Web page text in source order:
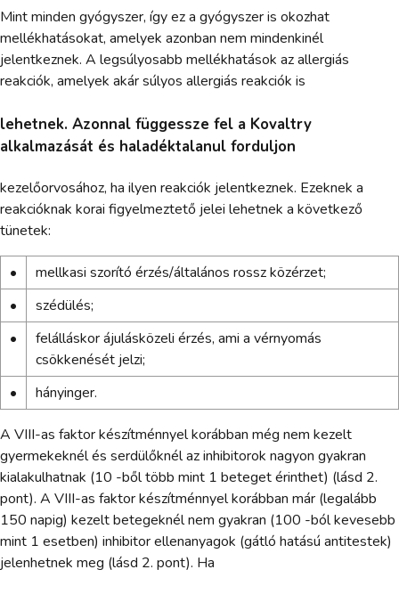
Mint minden gyógyszer, így ez a gyógyszer is okozhat
mellékhatásokat, amelyek azonban nem mindenkinél
jelentkeznek. A legsúlyosabb mellékhatások az allergiás
reakciók, amelyek akár súlyos allergiás reakciók is
lehetnek. Azonnal függessze fel a Kovaltry
alkalmazását és haladéktalanul forduljon
kezelőorvosához, ha ilyen reakciók jelentkeznek. Ezeknek a
reakcióknak korai figyelmeztető jelei lehetnek a következő
tünetek:
•
mellkasi szorító érzés/általános rossz közérzet;
•
szédülés;
•
felálláskor ájulásközeli érzés, ami a vérnyomás
csökkenését jelzi;
•
hányinger.
A VIII-as faktor készítménnyel korábban még nem kezelt
gyermekeknél és serdülőknél az inhibitorok nagyon gyakran
kialakulhatnak (10 -ből több mint 1 beteget érinthet) (lásd 2.
pont). A VIII-as faktor készítménnyel korábban már (legalább
150 napig) kezelt betegeknél nem gyakran (100 -ból kevesebb
mint 1 esetben) inhibitor ellenanyagok (gátló hatású antitestek)
jelenhetnek meg (lásd 2. pont). Ha